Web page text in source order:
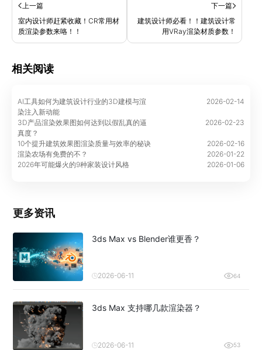
上一篇
室内设计师赶紧收藏！CR常用材
质渲染参数来咯！！
下一篇
建筑设计师必看！！建筑设计常
用VRay渲染材质参数！
相关阅读
AI工具如何为建筑设计行业的3D建模与渲
染注入新动能
2026-02-14
3D产品渲染效果图如何达到以假乱真的逼
真度？
2026-02-23
10个提升建筑效果图渲染质量与效率的秘诀
2026-02-16
渲染农场有免费的不？
2026-01-22
2026年可能爆火的9种家装设计风格
2026-01-06
更多资讯
3ds Max vs Blender谁更香？
2026-06-11 64
3ds Max 支持哪几款渲染器？
2026-06-11 53